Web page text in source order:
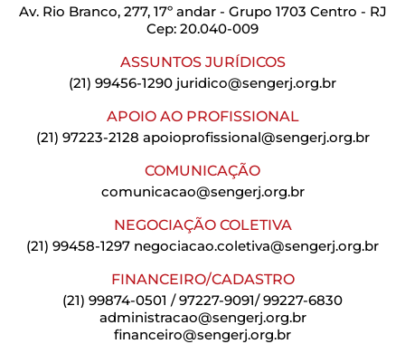
Av. Rio Branco, 277, 17º andar - Grupo 1703 Centro - RJ
Cep: 20.040-009
ASSUNTOS JURÍDICOS
(21) 99456-1290 juridico@sengerj.org.br
APOIO AO PROFISSIONAL
(21) 97223-2128 apoioprofissional@sengerj.org.br
COMUNICAÇÃO
comunicacao@sengerj.org.br
NEGOCIAÇÃO COLETIVA
(21) 99458-1297 negociacao.coletiva@sengerj.org.br
FINANCEIRO/CADASTRO
(21) 99874-0501 / 97227-9091/ 99227-6830
administracao@sengerj.org.br
financeiro@sengerj.org.br